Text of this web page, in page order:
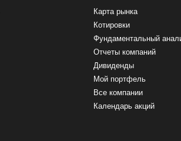
Карта рынка
Котировки
Фундаментальный
Отчеты компаний
Дивиденды
Мой портфель
Все компании
Календарь акций